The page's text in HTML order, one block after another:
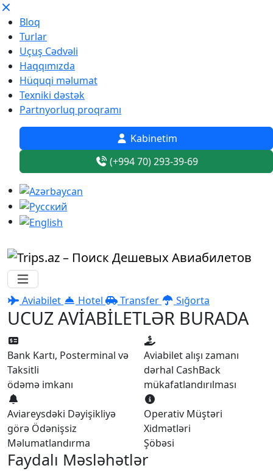
Bloq
Turlar
Uçuş Cədvəli
Haqqımızda
Hüquqi məlumat
Texniki dəstək
Partnyorluq proqramı
Kabinetim
(+994 70) 293-39-69
Aviabilet Hotel Transfer Sığorta
UCUZ AVİABİLETLƏR BURADA
Bank Kartı, Posterminal və
Taksitli
ödəmə imkanı
Aviabilet alışı zamanı
dərhal CashBack
mükafatlandırılması
Aviareysdəki Dəyişikliyə
görə Ödənişsiz
Məlumatlandırma
Operativ Müştəri
Xidmətləri
Şöbəsi
Faydalı Məsləhətlər